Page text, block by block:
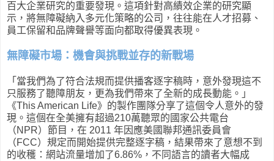
百大企業研究的重要發現。這項針對高績效企業的研究顯
示，將無障礙納入多元化策略的公司，往往能在人才招募、
員工保留和品牌聲譽等面向都取得優異表現。
無障礙市場：機會與挑戰並存的新戰場
「當我們為了符合法規而提供播客逐字稿時，意外發現這不
只服務了聽障朋友，更為我們帶來了全新的成長動能。」
《This American Life》的製作團隊分享了這個令人意外的發
現。這個在全美擁有超過210萬聽眾的國家公共電台
（NPR）節目，在 2011 年因應美國聯邦通訊委員會
（FCC）規定而開始提供完整逐字稿，結果帶來了意想不到
的收穫：網站流量增加了6.86%，不同語言的讀者大幅成